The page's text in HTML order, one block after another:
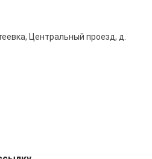
Центральный проезд, д.